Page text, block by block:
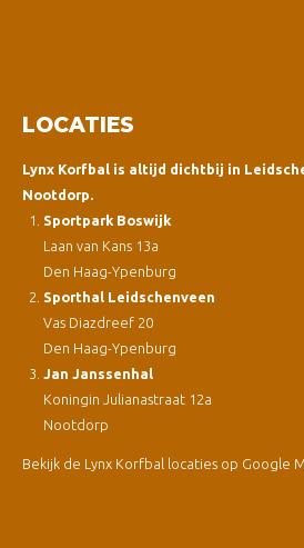
LOCATIES
Lynx Korfbal is altijd dichtbij in
Nootdorp.
Sportpark Boswijk
Laan van Kans 13a
Den Haag-Ypenburg
Sporthal Leidschenveen
Vas Diazdreef 20
Den Haag-Ypenburg
Jan Janssenhal
Koningin Julianastraat 12a
Nootdorp
Bekijk de Lynx Korfbal locaties op Google